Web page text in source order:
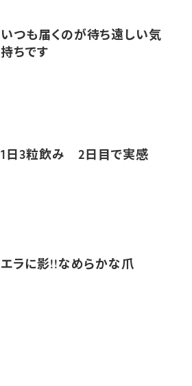
いつも届くのが待ち遠しい気
持ちです
1日3粒飲み 2日目で実感
エラに影!!なめらかな爪